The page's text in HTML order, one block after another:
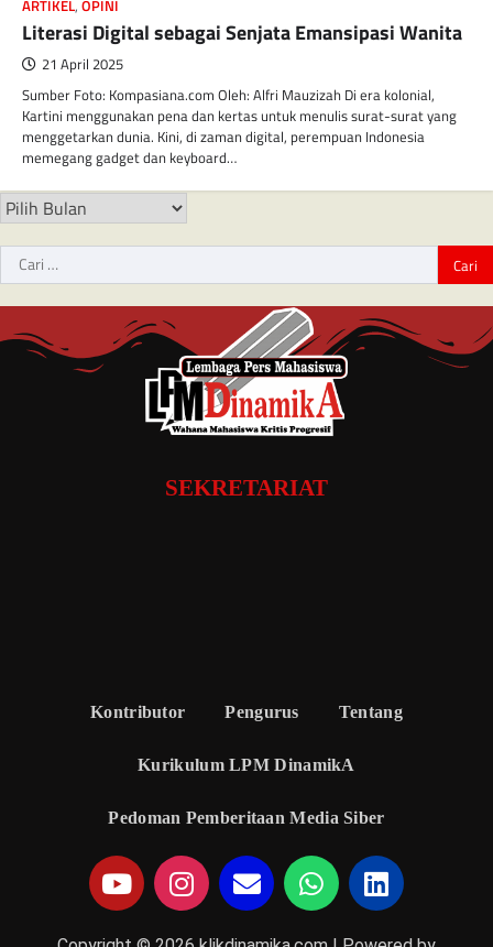
ARTIKEL, OPINI
Literasi Digital sebagai Senjata Emansipasi Wanita
21 April 2025
Sumber Foto: Kompasiana.com Oleh: Alfri Mauzizah Di era kolonial,
Kartini menggunakan pena dan kertas untuk menulis surat-surat yang
menggetarkan dunia. Kini, di zaman digital, perempuan Indonesia
memegang gadget dan keyboard…
SEKRETARIAT
Kontributor Pengurus Tentang
Kurikulum LPM DinamikA
Pedoman Pemberitaan Media Siber